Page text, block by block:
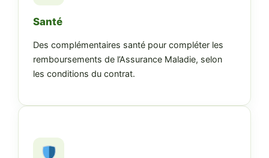
Santé
Des complémentaires santé pour compléter les
remboursements de l’Assurance Maladie, selon
les conditions du contrat.